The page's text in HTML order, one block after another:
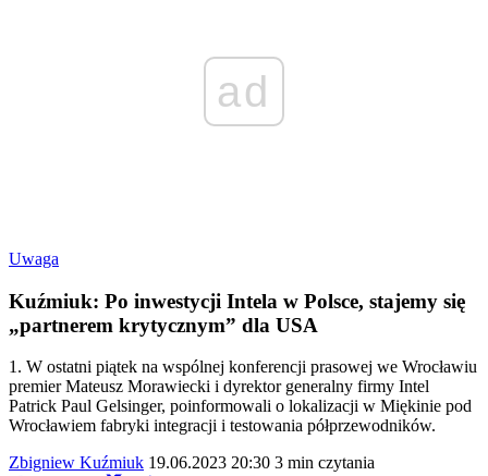
ad
Uwaga
Kuźmiuk: Po inwestycji Intela w Polsce, stajemy się
„partnerem krytycznym” dla USA
1. W ostatni piątek na wspólnej konferencji prasowej we Wrocławiu
premier Mateusz Morawiecki i dyrektor generalny firmy Intel
Patrick Paul Gelsinger, poinformowali o lokalizacji w Miękinie pod
Wrocławiem fabryki integracji i testowania półprzewodników.
Zbigniew Kuźmiuk 19.06.2023 20:30 3 min czytania